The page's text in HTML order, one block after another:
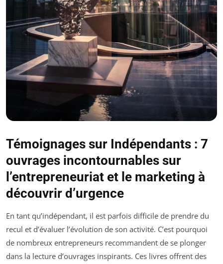
Témoignages sur Indépendants : 7
ouvrages incontournables sur
l’entrepreneuriat et le marketing à
découvrir d’urgence
En tant qu’indépendant, il est parfois difficile de prendre du
recul et d’évaluer l’évolution de son activité. C’est pourquoi
de nombreux entrepreneurs recommandent de se plonger
dans la lecture d’ouvrages inspirants. Ces livres offrent des